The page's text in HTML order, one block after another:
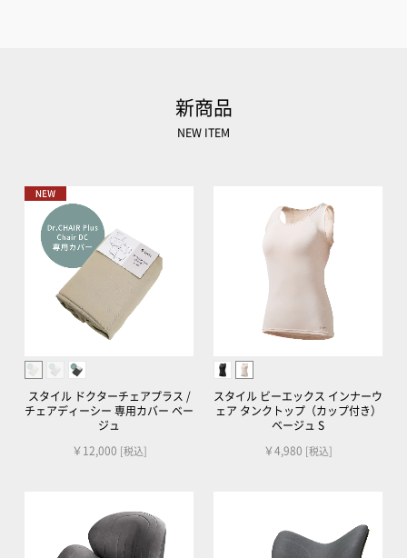
新商品
NEW ITEM
スタイル ドクターチェアプラス /
チェアディーシー 専用カバー ベー
ジュ
￥12,000 [税込]
スタイル ビーエックス インナーウ
ェア タンクトップ（カップ付き）
ベージュ S
￥4,980 [税込]